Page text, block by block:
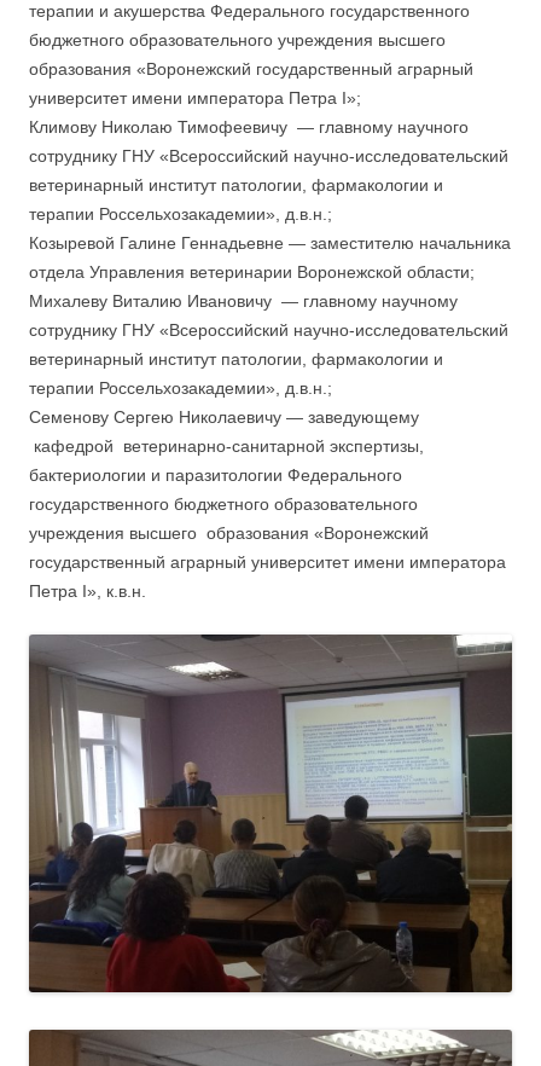
терапии и акушерства Федерального государственного
бюджетного образовательного учреждения высшего
образования «Воронежский государственный аграрный
университет имени императора Петра I»;
Климову Николаю Тимофеевичу — главному научного
сотруднику ГНУ «Всероссийский научно-исследовательский
ветеринарный институт патологии, фармакологии и
терапии Россельхозакадемии», д.в.н.;
Козыревой Галине Геннадьевне — заместителю начальника
отдела Управления ветеринарии Воронежской области;
Михалеву Виталию Ивановичу — главному научному
сотруднику ГНУ «Всероссийский научно-исследовательский
ветеринарный институт патологии, фармакологии и
терапии Россельхозакадемии», д.в.н.;
Семенову Сергею Николаевичу — заведующему
кафедрой ветеринарно-санитарной экспертизы,
бактериологии и паразитологии Федерального
государственного бюджетного образовательного
учреждения высшего образования «Воронежский
государственный аграрный университет имени императора
Петра I», к.в.н.